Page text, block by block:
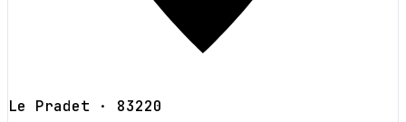
Le Pradet · 83220